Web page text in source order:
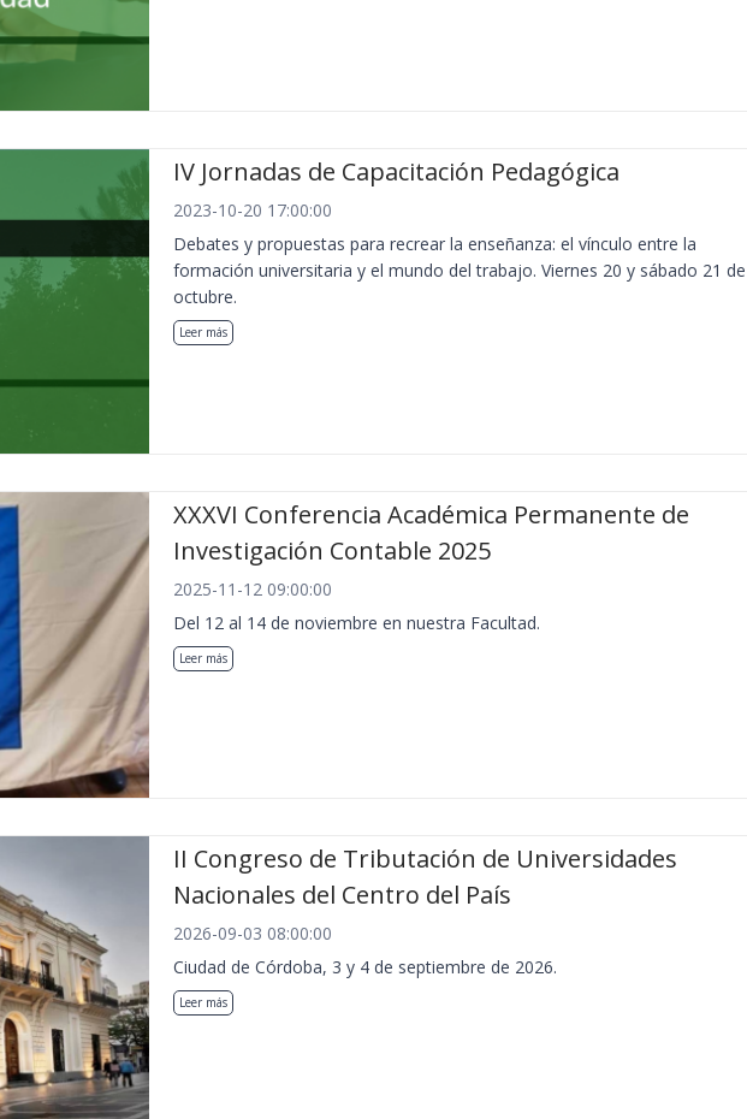
IV Jornadas de Capacitación Pedagógica
2023-10-20 17:00:00
Debates y propuestas para recrear la enseñanza: el vínculo entre la
formación universitaria y el mundo del trabajo. Viernes 20 y sábado 21 de
octubre.
Leer más
XXXVI Conferencia Académica Permanente de
Investigación Contable 2025
2025-11-12 09:00:00
Del 12 al 14 de noviembre en nuestra Facultad.
Leer más
II Congreso de Tributación de Universidades
Nacionales del Centro del País
2026-09-03 08:00:00
Ciudad de Córdoba, 3 y 4 de septiembre de 2026.
Leer más